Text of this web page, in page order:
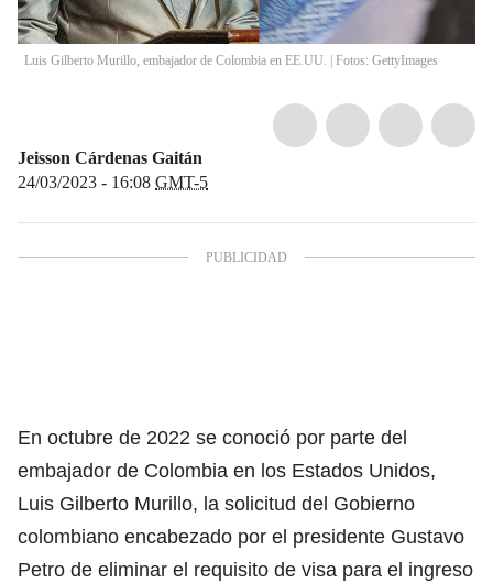
Luis Gilberto Murillo, embajador de Colombia en EE.UU. | Fotos: GettyImages
Jeisson Cárdenas Gaitán
24/03/2023 - 16:08 GMT-5
En octubre de 2022 se conoció por parte del
embajador de Colombia en los Estados Unidos,
Luis Gilberto Murillo, la solicitud del Gobierno
colombiano encabezado por el presidente Gustavo
Petro de eliminar el requisito de visa para el ingreso